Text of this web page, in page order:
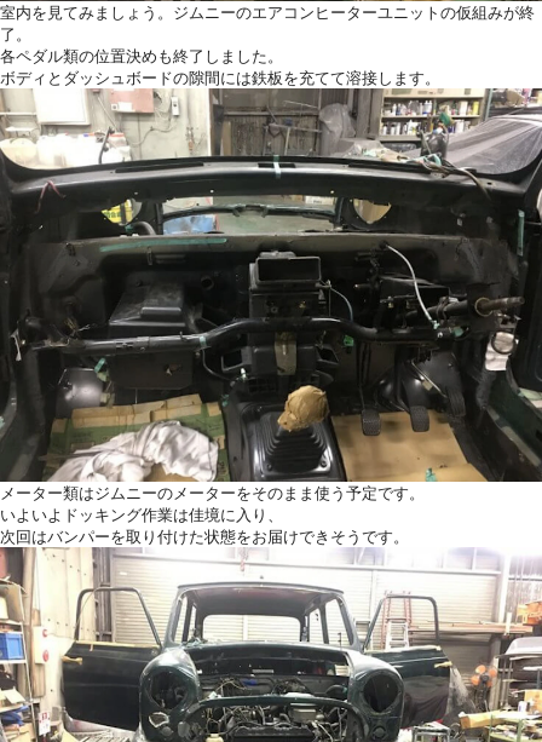
室内を見てみましょう。ジムニーのエアコンヒーターユニットの仮組みが終
了。
各ペダル類の位置決めも終了しました。
ボディとダッシュボードの隙間には鉄板を充てて溶接します。
メーター類はジムニーのメーターをそのまま使う予定です。
いよいよドッキング作業は佳境に入り、
次回はバンパーを取り付けた状態をお届けできそうです。